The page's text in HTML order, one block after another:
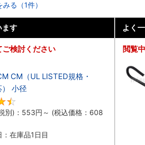
る（1件）
ます
検討ください
CM（UL LISTED規格・
） 小径
別)： 553円 ～ (税込価格： 608
在庫品1日目
よく
閲覧